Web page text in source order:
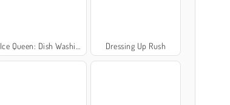
Ice Queen: Dish Washing Dressing Up Rush